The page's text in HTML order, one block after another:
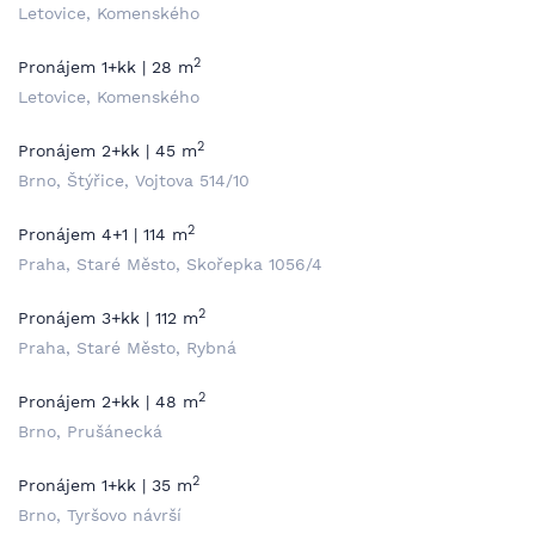
Letovice, Komenského
Pronájem 1+kk | 28 m2
Letovice, Komenského
Pronájem 2+kk | 45 m2
Brno, Štýřice, Vojtova 514/10
Pronájem 4+1 | 114 m2
Praha, Staré Město, Skořepka 1056/4
Pronájem 3+kk | 112 m2
Praha, Staré Město, Rybná
Pronájem 2+kk | 48 m2
Brno, Prušánecká
Pronájem 1+kk | 35 m2
Brno, Tyršovo návrší